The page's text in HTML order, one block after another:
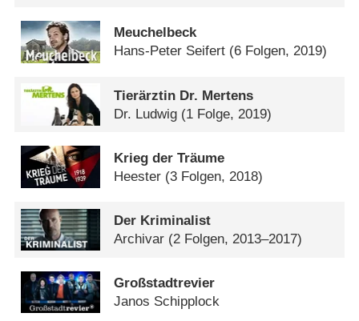
Meuchelbeck
Hans-Peter Seifert (6 Folgen, 2019)
Tierärztin Dr. Mertens
Dr. Ludwig (1 Folge, 2019)
Krieg der Träume
Heester (3 Folgen, 2018)
Der Kriminalist
Archivar (2 Folgen, 2013–2017)
Großstadtrevier
Janos Schipplock